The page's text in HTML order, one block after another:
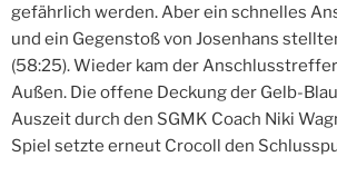
gefährlich werden. Aber ein schnelles
und ein Gegenstoß von Josenhans
(58:25). Wieder kam der
Außen. Die offene Deckung der Gelb-
Auszeit durch den SGMK Coach Niki
Spiel setzte erneut Crocoll den